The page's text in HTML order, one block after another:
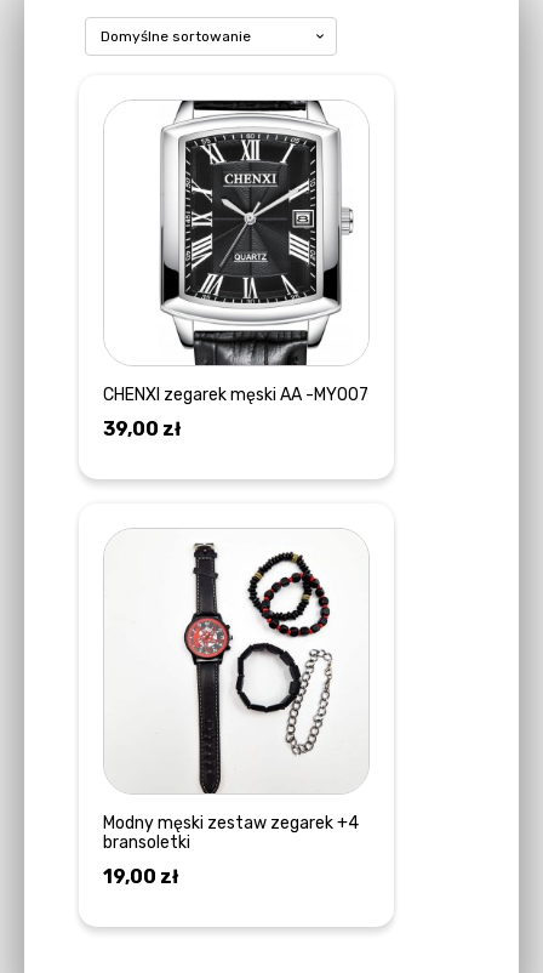
CHENXI zegarek męski AA -MY007
39,00 zł
Modny męski zestaw zegarek +4
bransoletki
19,00 zł